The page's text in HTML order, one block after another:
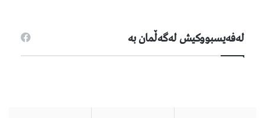
لەفەیسبووكیش لەگەڵمان بە